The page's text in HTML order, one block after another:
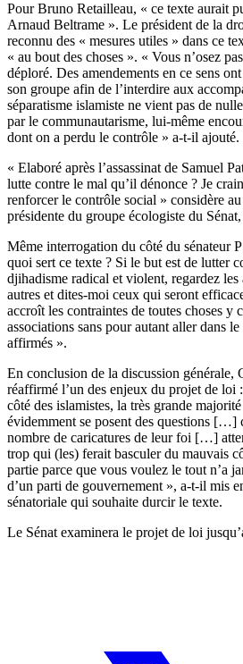
Pour Bruno Retailleau, « ce texte aurait
Arnaud Beltrame ». Le président de la
reconnu des « mesures utiles » dans ce
« au bout des choses ». « Vous n’osez
déploré. Des amendements en ce sens
son groupe afin de l’interdire aux
séparatisme islamiste ne vient pas de
par le communautarisme, lui-même
dont on a perdu le contrôle » a-t-il ajouté.
« Elaboré après l’assassinat de Samuel
lutte contre le mal qu’il dénonce ? Je
renforcer le contrôle social » considère
présidente du groupe écologiste du
Même interrogation du côté du sénateur
quoi sert ce texte ? Si le but est de lutter
djihadisme radical et violent, regardez les
autres et dites-moi ceux qui seront
accroît les contraintes de toutes choses y
associations sans pour autant aller dans
affirmés ».
En conclusion de la discussion générale,
réaffirmé l’un des enjeux du projet de loi
côté des islamistes, la très grande
évidemment se posent des questions […]
nombre de caricatures de leur foi […]
trop qui (les) ferait basculer du mauvais
partie parce que vous voulez le tout n’a
d’un parti de gouvernement », a-t-il mis
sénatoriale qui souhaite durcir le texte.
Le Sénat examinera le projet de loi